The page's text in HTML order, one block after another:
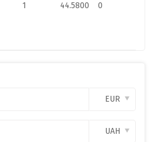
1 44.5800 0
EUR
UAH